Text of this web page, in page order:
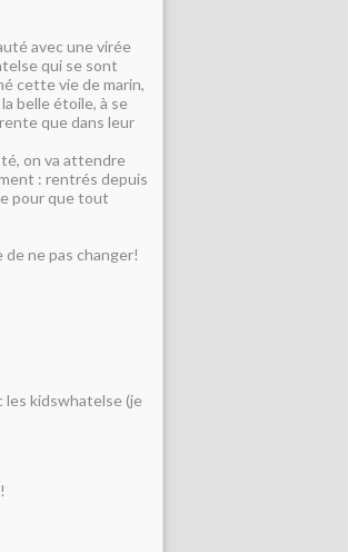
avec une virée
qui se sont
cette vie de marin,
belle étoile, à se
que dans leur
on va attendre
: rentrés depuis
pour que tout
ne pas changer!
les kidswhatelse (je